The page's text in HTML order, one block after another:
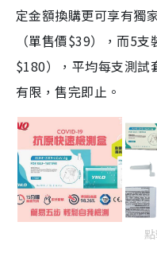
定金額換購更可享有獨
（單售價$39），而5
$180），平均每支測試
有限，售完即止。